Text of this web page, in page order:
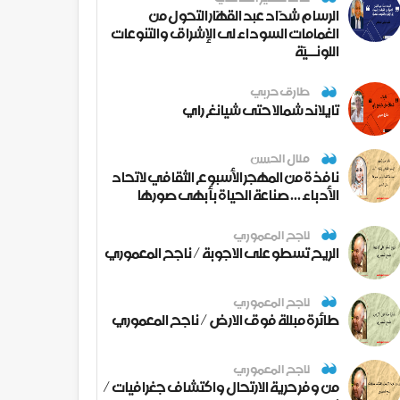
الرسام شدّاد عبد القهّار التحول من
الغمامات السوداء لى الإشراق والتنوعات
اللونــيّة
طارق حربي
تايلاند شمالا حتى شيانغ راي
منال الحسن
نافذة من المهجر الأسبوع الثقافي لاتحاد
الأدباء ... صناعة الحياة بأبهى صورها
ناجح المعموري
الريح تسطو على الاجوبة / ناجح المعموري
ناجح المعموري
طائرة مبللة فوق الارض / ناجح المعموري
ناجح المعموري
من وفر حرية الارتحال واكتشاف جغرافيات /